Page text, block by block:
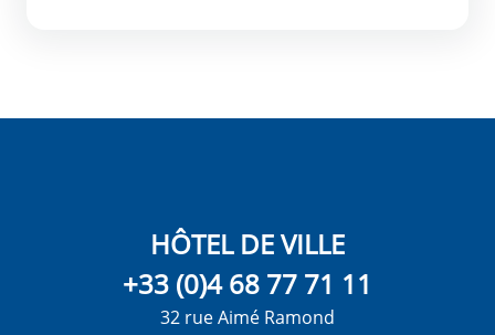
HÔTEL DE VILLE
+33 (0)4 68 77 71 11
32 rue Aimé Ramond